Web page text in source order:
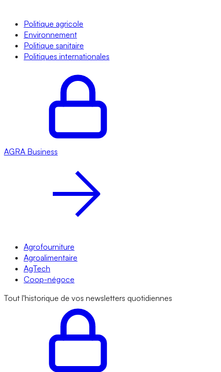
Politique agricole
Environnement
Politique sanitaire
Politiques internationales
AGRA Business
Agrofourniture
Agroalimentaire
AgTech
Coop-négoce
Tout l'historique de vos newsletters quotidiennes